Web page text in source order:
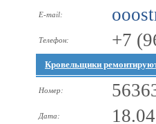
E-mail:
Телефон: +7
Кровельщики
Номер:
Дата: